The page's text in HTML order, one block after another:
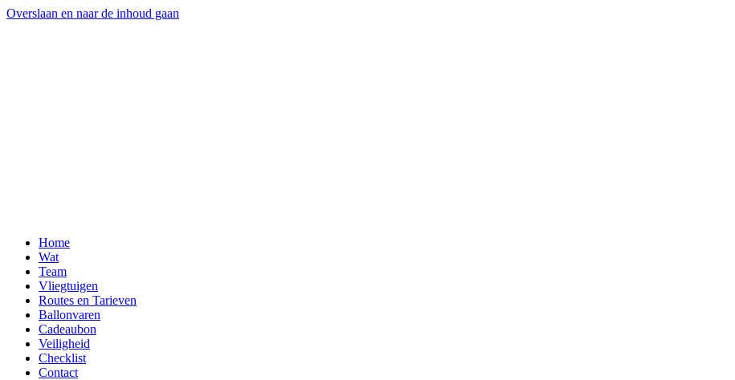
Overslaan en naar de inhoud gaan
Home
Wat
Team
Vliegtuigen
Routes en Tarieven
Ballonvaren
Cadeaubon
Veiligheid
Checklist
Contact